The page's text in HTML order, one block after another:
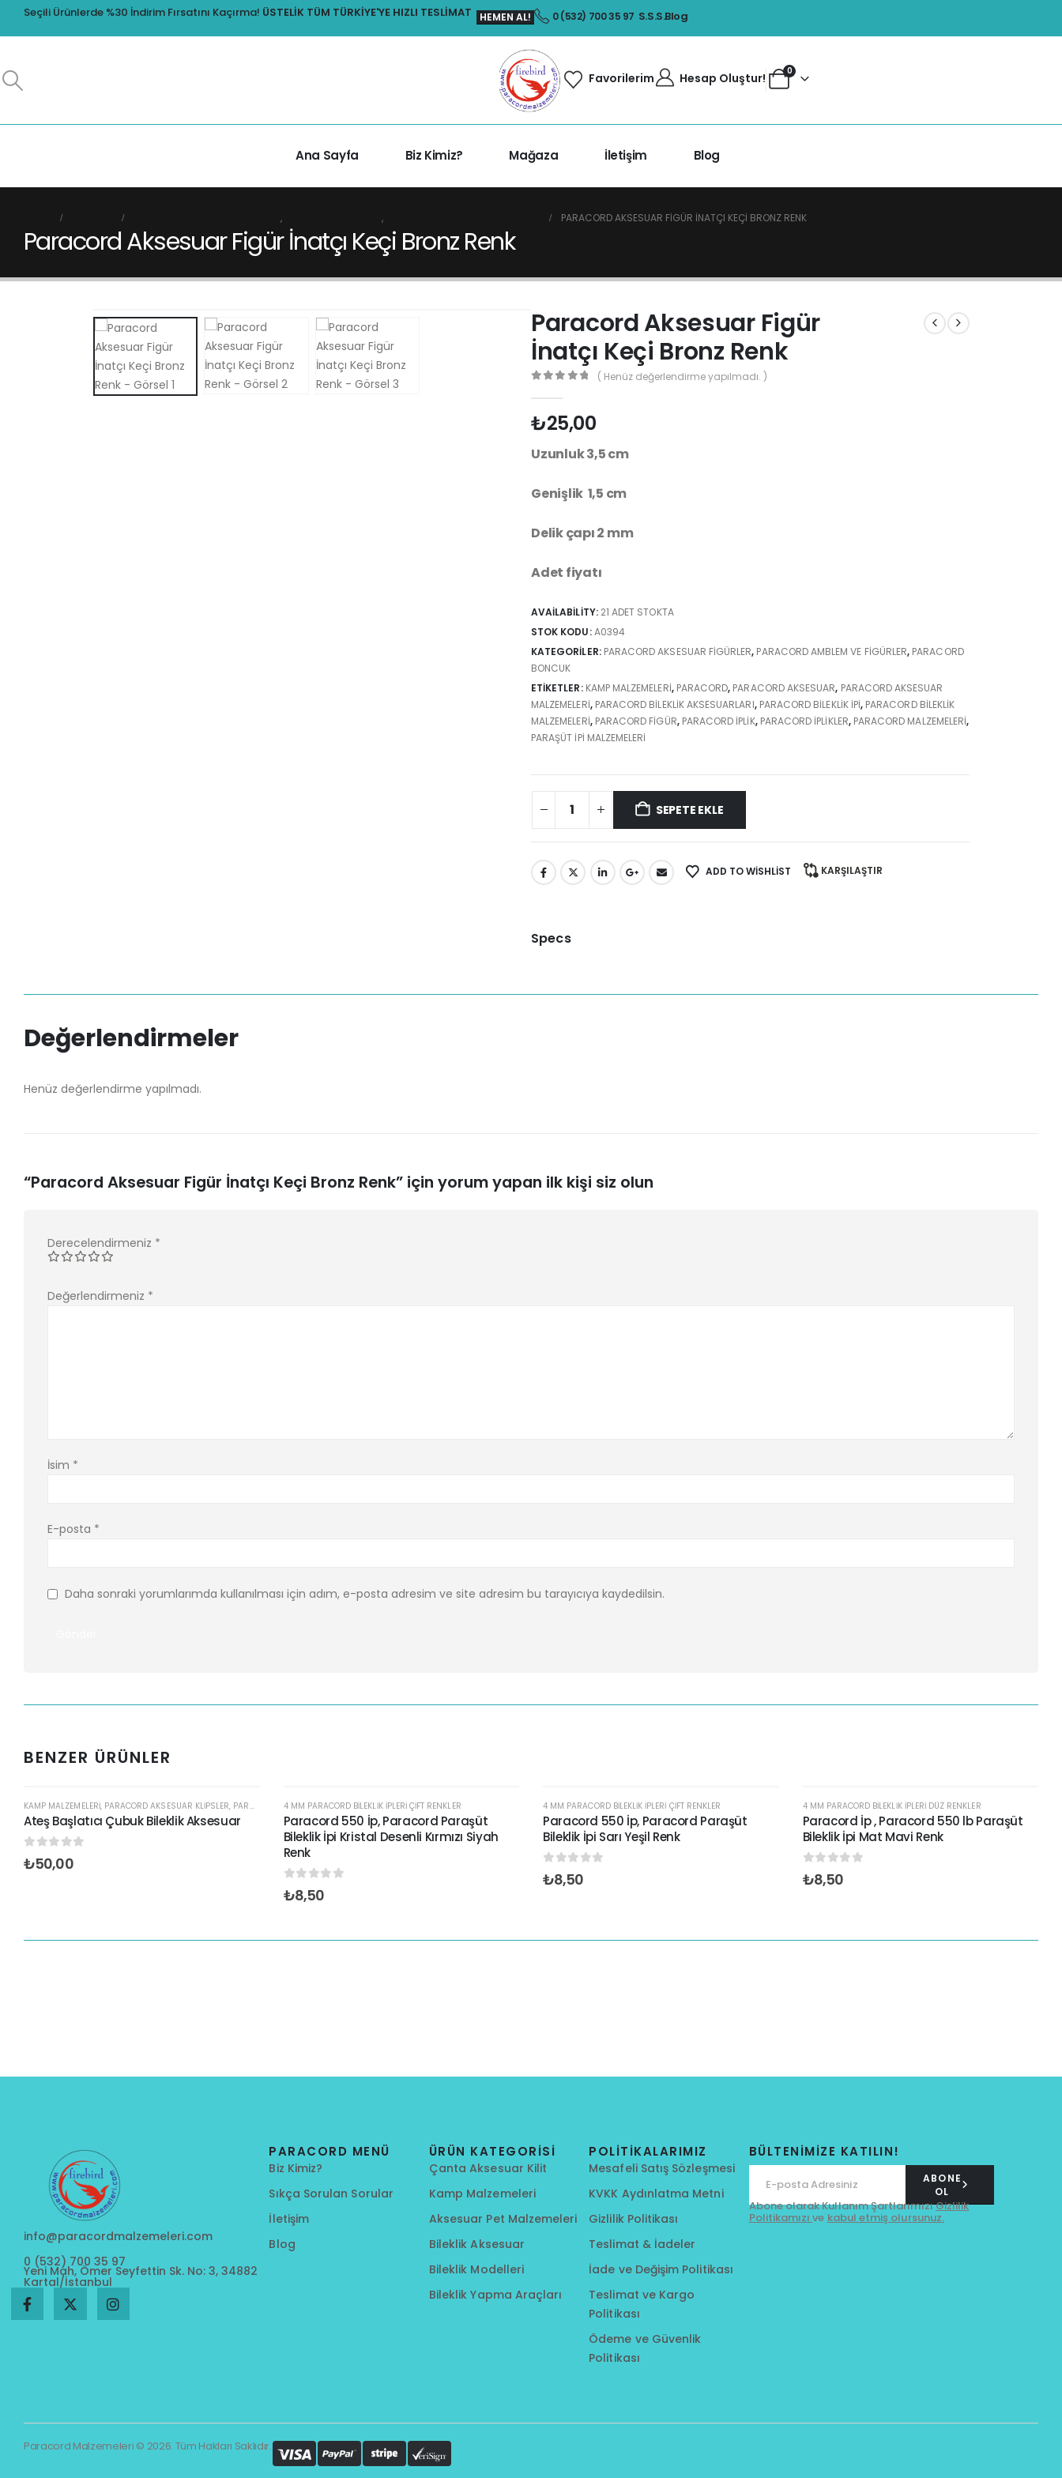
Seçili Ürünlerde %30 İndirim Fırsatını Kaçırma! ÜSTELIK TÜM TÜRKIYE'YE HIZLI TESLIMAT HEMEN AL! 0 (532) 700 35 97 S.S.S.Blog
Favorilerim Hesap Oluştur! 0
Ana Sayfa Biz Kimiz? Mağaza İletişim Blog
, , PARACORD AKSESUAR FIGÜR İNATÇI KEÇI BRONZ RENK
Paracord Aksesuar Figür İnatçı Keçi Bronz Renk
Paracord Aksesuar Figür
İnatçı Keçi Bronz Renk
( Henüz değerlendirme yapılmadı. )
₺25,00
Uzunluk 3,5 cm
Genişlik 1,5 cm
Delik çapı 2 mm
Adet fiyatı
AVAILABILITY: 21 ADET STOKTA
STOK KODU:A0394
KATEGORILER: PARACORD AKSESUAR FIGÜRLER, PARACORD AMBLEM VE FIGÜRLER, PARACORD
BONCUK
ETIKETLER: KAMP MALZEMELERI, PARACORD, PARACORD AKSESUAR, PARACORD AKSESUAR
MALZEMELERI, PARACORD BILEKLIK AKSESUARLARI, PARACORD BILEKLIK IPI, PARACORD BILEKLIK
MALZEMELERI, PARACORD FIGÜR, PARACORD İPLİK, PARACORD IPLIKLER, PARACORD MALZEMELERI,
PARAŞÜT IPI MALZEMELERI
SEPETE EKLE
ADD TO WISHLIST KARŞILAŞTIR
Specs
Değerlendirmeler
Henüz değerlendirme yapılmadı.
“Paracord Aksesuar Figür İnatçı Keçi Bronz Renk” için yorum yapan ilk kişi siz olun
Derecelendirmeniz *
Değerlendirmeniz *
İsim *
E-posta *
Daha sonraki yorumlarımda kullanılması için adım, e-posta adresim ve site adresim bu tarayıcıya kaydedilsin.
BENZER ÜRÜNLER
KAMP MALZEMELERİ, PARACORD AKSESUAR KLIPSLER, PARACORD ATEŞ BAŞLATICI KLIPSLER
Ateş Başlatıcı Çubuk Bileklik Aksesuar
0 out of 5
₺50,00
4 MM PARACORD BILEKLIK İPLERI ÇIFT RENKLER
Paracord 550 İp, Paracord Paraşüt
Bileklik İpi Kristal Desenli Kırmızı Siyah
Renk
0 out of 5
₺8,50
4 MM PARACORD BILEKLIK İPLERI ÇIFT RENKLER
Paracord 550 İp, Paracord Paraşüt
Bileklik İpi Sarı Yeşil Renk
0 out of 5
₺8,50
4 MM PARACORD BILEKLIK İPLERI DÜZ RENKLER
Paracord İp , Paracord 550 lb Paraşüt
Bileklik İpi Mat Mavi Renk
0 out of 5
₺8,50
info@paracordmalzemeleri.com
0 (532) 700 35 97
Yeni Mah, Ömer Seyfettin Sk. No: 3, 34882
Kartal/İstanbul
BÜLTENİMİZE KATILIN!
ABONE
OL
Abone olarak Kullanım ŞartlarımızıGizlilik
Politikamızıve kabul etmiş olursunuz.
PARACORD MENÜ
Biz Kimiz?
Sıkça Sorulan Sorular
İletişim
Blog
ÜRÜN KATEGORISI
Çanta Aksesuar Kilit
Kamp Malzemeleri
Aksesuar Pet Malzemeleri
Bileklik Aksesuar
Bileklik Modelleri
Bileklik Yapma Araçları
POLITIKALARIMIZ
Mesafeli Satış Sözleşmesi
KVKK Aydınlatma Metni
Gizlilik Politikası
Teslimat & İadeler
İade ve Değişim Politikası
Teslimat ve Kargo
Politikası
Ödeme ve Güvenlik
Politikası
Paracord Malzemeleri © 2026. Tüm Hakları Saklıdır.